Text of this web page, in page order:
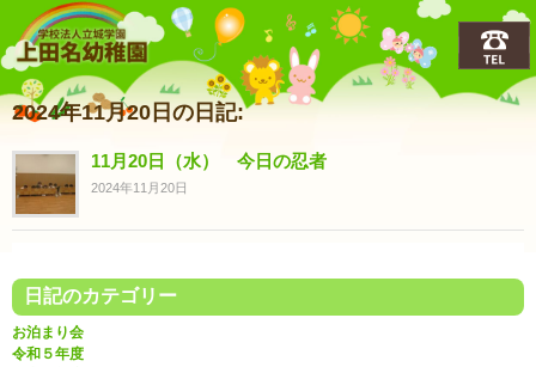
上田名(うえだな)幼稚園
2024年11月20日の日記:
11月20日（水） 今日の忍者
2024年11月20日
日記のカテゴリー
お泊まり会
令和５年度